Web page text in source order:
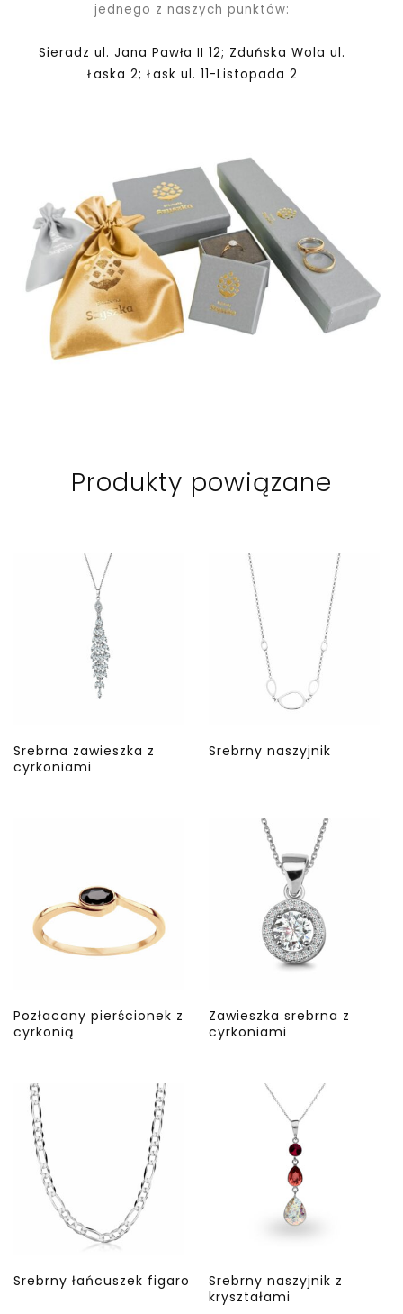
jednego z naszych punktów:
Sieradz ul. Jana Pawła II 12; Zduńska Wola ul.
Łaska 2; Łask ul. 11-Listopada 2
Produkty powiązane
Srebrna zawieszka z
cyrkoniami
Srebrny naszyjnik
Pozłacany pierścionek z
cyrkonią
Zawieszka srebrna z
cyrkoniami
Srebrny łańcuszek figaro
Srebrny naszyjnik z
kryształami